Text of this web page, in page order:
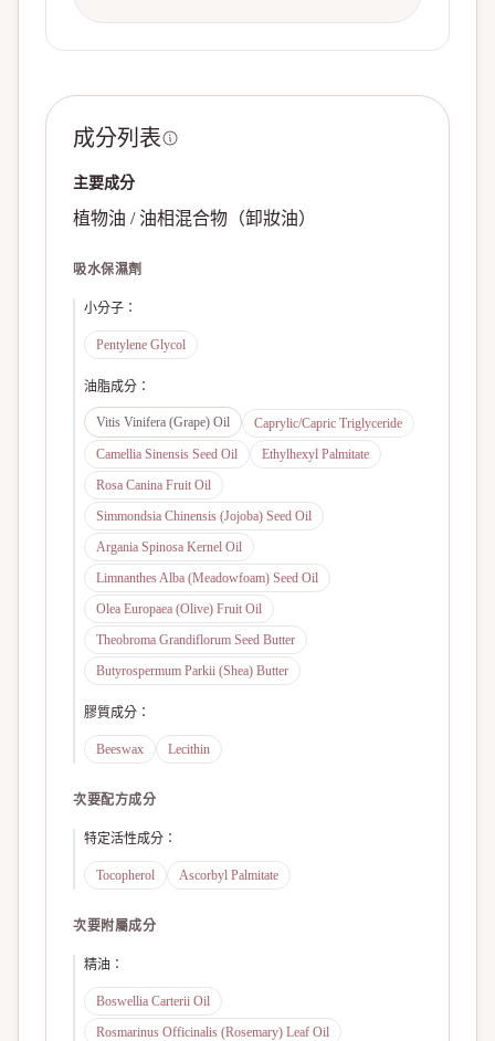
成分列表
主要成分
植物油 / 油相混合物（卸妝油）
吸水保濕劑
小分子 ：
Pentylene Glycol
油脂成分 ：
Vitis Vinifera (Grape) Oil
Caprylic/Capric Triglyceride
Camellia Sinensis Seed Oil
Ethylhexyl Palmitate
Rosa Canina Fruit Oil
Simmondsia Chinensis (Jojoba) Seed Oil
Argania Spinosa Kernel Oil
Limnanthes Alba (Meadowfoam) Seed Oil
Olea Europaea (Olive) Fruit Oil
Theobroma Grandiflorum Seed Butter
Butyrospermum Parkii (Shea) Butter
膠質成分 ：
Beeswax Lecithin
次要配方成分
特定活性成分 ：
Tocopherol Ascorbyl Palmitate
次要附屬成分
精油 ：
Boswellia Carterii Oil
Rosmarinus Officinalis (Rosemary) Leaf Oil